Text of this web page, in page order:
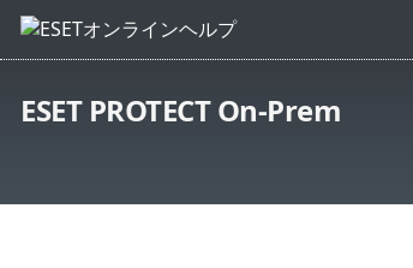
ESET PROTECT On-Prem